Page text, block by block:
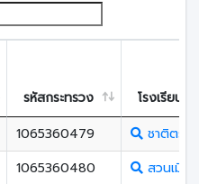
รหัสกระทรวง
โรงเรียน
1065360479
ชาติตระ
1065360480 สวนเมี่ย